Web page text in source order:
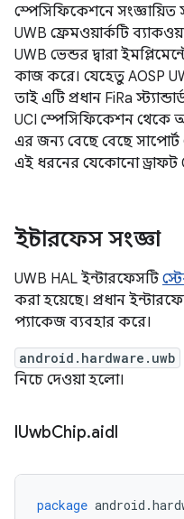
স্পেসিফিকেশনে
UWB ফ্রেমওয়ার্কটি
UWB ভেন্ডর দ্বারা
কাজ করে। যেহেতু AOSP
তাই এটি প্রধান FiRa
UCI স্পেসিফিকেশন থেকে
এর জন্য বেছে বেছে
এই ধরনের যেকোনো ড্রাফট
ইন্টারফেস সংজ্ঞা
UWB HAL ইন্টারফেসটি
করা হয়েছে। প্রধান
প্যাকেজ ব্যবহার করে।
android.hardware.uwb
নিচে দেওয়া হলো।
IUwbChip.aidl
package android .